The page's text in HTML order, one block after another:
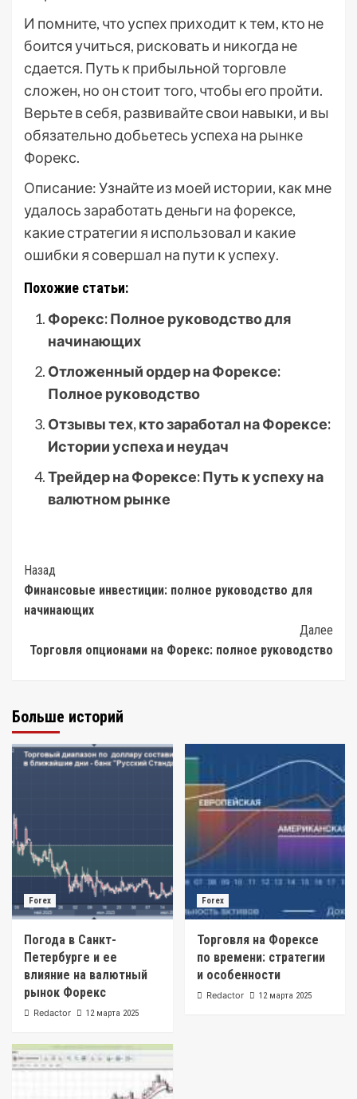
И помните, что успех приходит к тем, кто не
боится учиться, рисковать и никогда не
сдается. Путь к прибыльной торговле
сложен, но он стоит того, чтобы его пройти.
Верьте в себя, развивайте свои навыки, и вы
обязательно добьетесь успеха на рынке
Форекс.
Описание: Узнайте из моей истории, как мне
удалось заработать деньги на форексе,
какие стратегии я использовал и какие
ошибки я совершал на пути к успеху.
Похожие статьи:
Форекс: Полное руководство для
начинающих
Отложенный ордер на Форексе:
Полное руководство
Отзывы тех, кто заработал на Форексе:
Истории успеха и неудач
Трейдер на Форексе: Путь к успеху на
валютном рынке
Post
Navigation
Назад
Финансовые инвестиции: полное руководство для
начинающих
Далее
Торговля опционами на Форекс: полное руководство
Больше историй
Forex
Погода в Санкт-
Петербурге и ее
влияние на валютный
рынок Форекс
Redactor 12 марта 2025
Forex
Торговля на Форексе
по времени: стратегии
и особенности
Redactor 12 марта 2025